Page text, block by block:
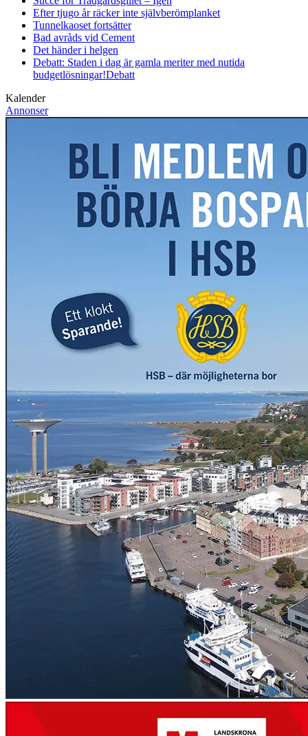
Efter tjugo år räcker inte självberömplanket
Tunnelkaoset fortsätter
Bad avråds vid Cement
Det händer i helgen
Debatt: Staden i dag är gamla meriter med nutida
budgetlösningar!Debatt
Kalender
Annonser